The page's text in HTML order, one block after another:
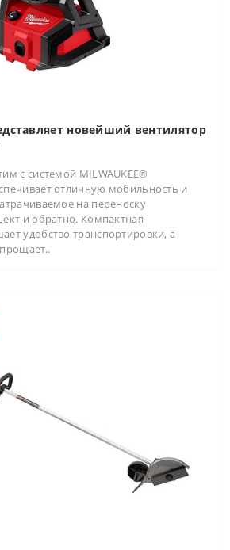
новейший вентилятор
с системой MILWAUKEE®
отличную мобильность и
на переноску
и обратно. Компактная
удобство транспортировки, а